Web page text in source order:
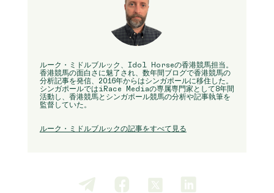
ルーク・ミドルブルック、Idol Horseの香港競馬担当。
香港競馬の面白さに魅了され、数年間ブログで香港競馬の
分析記事を発信、2016年からはシンガポールに移住した。
シンガポールではiRace Mediaの専属専門家として8年間
活動し、香港競馬とシンガポール競馬の分析や記事執筆を
監督していた。
ルーク・ミドルブルックの記事をすべて見る